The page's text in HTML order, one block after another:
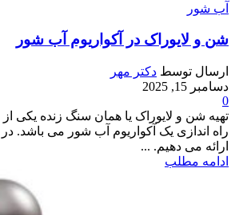
آب شور
شن و لایوراک در آکواریوم آب شور
ارسال توسط دکتر مهر
دسامبر 15, 2025
0
تهیه شن و لایوراک یا همان سنگ زنده یکی
راه اندازی یک آکواریوم آب شور می باشد.
ارائه می دهیم. ...
ادامه مطلب